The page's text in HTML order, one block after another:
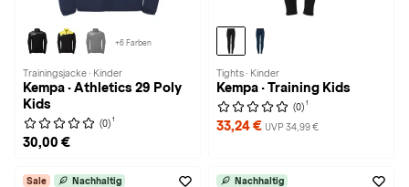
+6 Farben
Trainingsjacke · Kinder
Kempa · Athletics 29 Poly
Kids
(0) 1
30,00 €
Tights · Kinder
Kempa · Training Kids
(0) 1
33,24 € UVP 34,99 €
Sale Nachhaltig Nachhaltig